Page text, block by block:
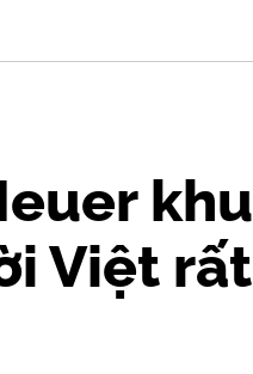
khu
Việt rất